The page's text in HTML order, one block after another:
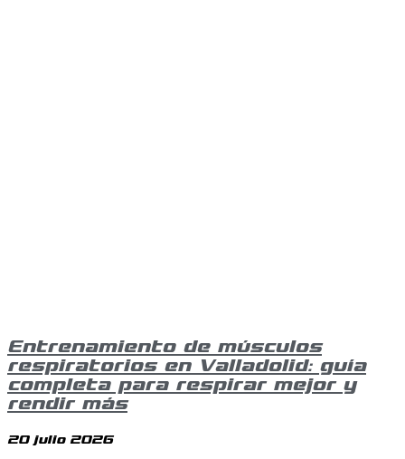
Entrenamiento de músculos
respiratorios en Valladolid: guía
completa para respirar mejor y
rendir más
20 julio 2026